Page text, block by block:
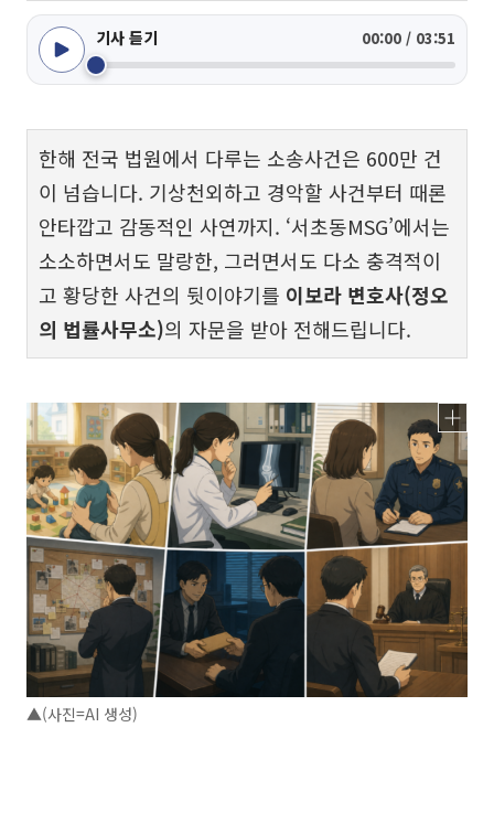
기사 듣기 00:00 / 03:51
한해 전국 법원에서 다루는 소송사건은 600만 건
이 넘습니다. 기상천외하고 경악할 사건부터 때론
안타깝고 감동적인 사연까지. ‘서초동MSG’에서는
소소하면서도 말랑한, 그러면서도 다소 충격적이
고 황당한 사건의 뒷이야기를 이보라 변호사(정오
의 법률사무소)의 자문을 받아 전해드립니다.
▲(사진=AI 생성)